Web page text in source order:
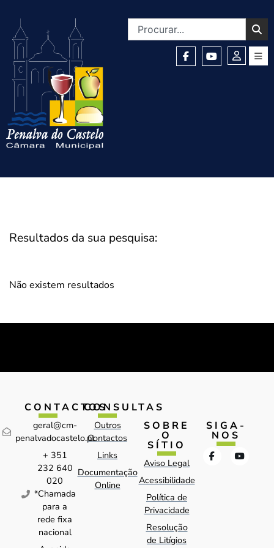
Resultados da sua pesquisa:
Não existem resultados
CONTACTOS
geral@cm-
penalvadocastelo.pt
+ 351
232 640
020
*Chamada
para a
rede fixa
nacional
CONSULTAS
Outros
Contactos
Links
Documentação
Online
SOBRE
O
SÍTIO
Aviso Legal
Acessibilidade
Política de
Privacidade
Resolução
de Litígios
SIGA-
NOS